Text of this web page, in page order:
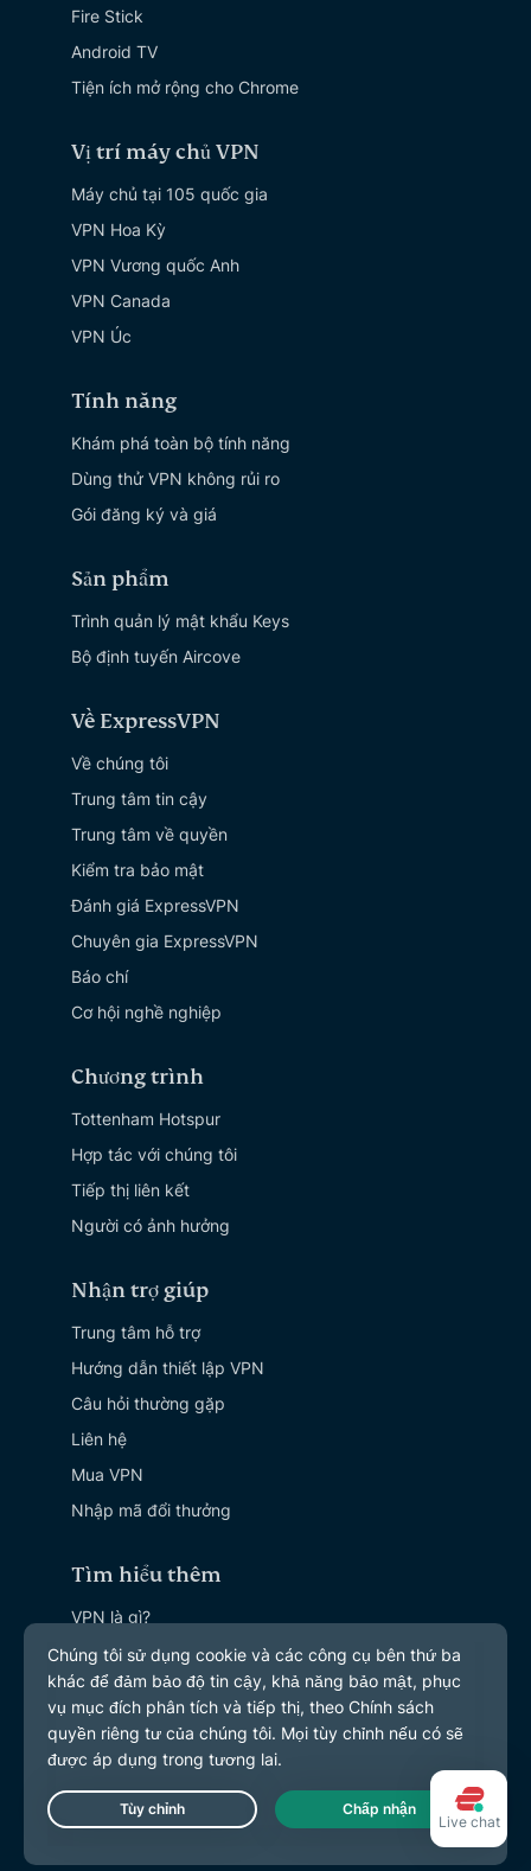
Fire Stick
Android TV
Tiện ích mở rộng cho Chrome
Vị trí máy chủ VPN
Máy chủ tại 105 quốc gia
VPN Hoa Kỳ
VPN Vương quốc Anh
VPN Canada
VPN Úc
Tính năng
Khám phá toàn bộ tính năng
Dùng thử VPN không rủi ro
Gói đăng ký và giá
Sản phẩm
Trình quản lý mật khẩu Keys
Bộ định tuyến Aircove
Về ExpressVPN
Về chúng tôi
Trung tâm tin cậy
Trung tâm về quyền
Kiểm tra bảo mật
Đánh giá ExpressVPN
Chuyên gia ExpressVPN
Báo chí
Cơ hội nghề nghiệp
Chương trình
Tottenham Hotspur
Hợp tác với chúng tôi
Tiếp thị liên kết
Người có ảnh hưởng
Nhận trợ giúp
Trung tâm hỗ trợ
Hướng dẫn thiết lập VPN
Câu hỏi thường gặp
Liên hệ
Mua VPN
Nhập mã đổi thưởng
Tìm hiểu thêm
VPN là gì?
IP của tôi là gì?
Ẩn IP của tôi
5 công dụng hàng đầu của VPN
Blog
Tiếng Việt Live chat